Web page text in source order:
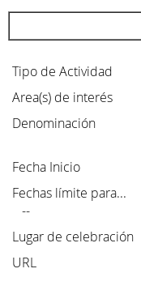
Tipo de Actividad
Area(s) de interés
Denominación
Fecha Inicio
Fechas límite para...
--
Lugar de celebración
URL